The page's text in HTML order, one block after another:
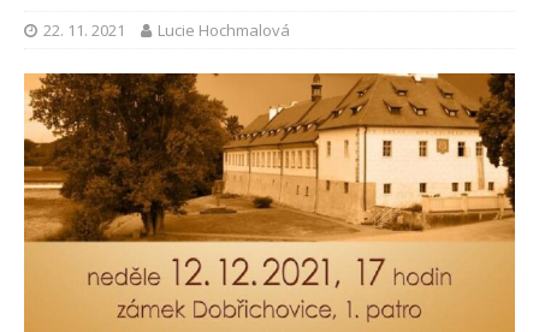
22. 11. 2021 Lucie Hochmalová